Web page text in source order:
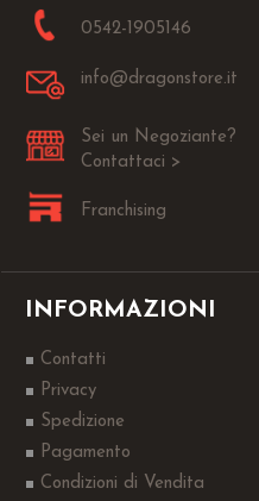
0542-1905146
info@dragonstore.it
Sei un Negoziante?
Contattaci >
Franchising
INFORMAZIONI
Contatti
Privacy
Spedizione
Pagamento
Condizioni di Vendita